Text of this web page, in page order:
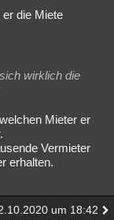
die Miete
wirklich die
Mieter er
Vermieter
erhalten.
um 18:42